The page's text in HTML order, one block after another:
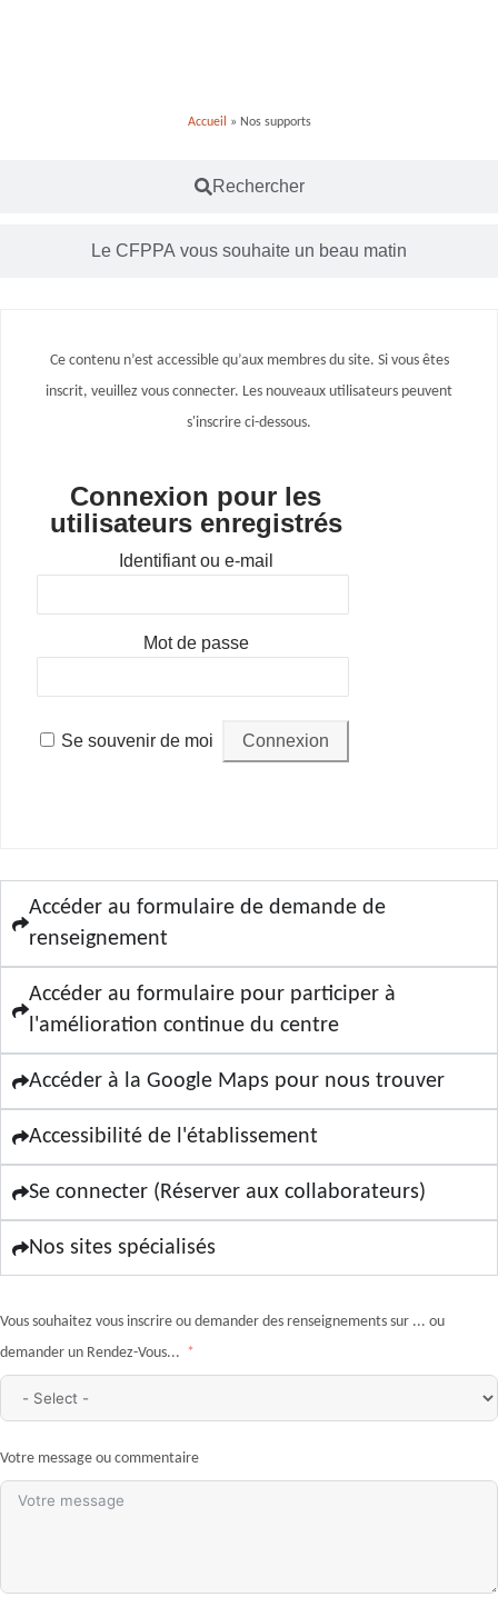
Rechercher
Le CFPPA vous souhaite un beau matin
Accueil » Nos supports
Ce contenu n’est accessible qu’aux membres du site. Si vous êtes
inscrit, veuillez vous connecter. Les nouveaux utilisateurs peuvent
s'inscrire ci-dessous.
Connexion pour les
utilisateurs enregistrés
Identifiant ou e-mail
Mot de passe
Se souvenir de moi
Accéder au formulaire de demande de
renseignement
Accéder au formulaire pour participer à
l'amélioration continue du centre
Accéder à la Google Maps pour nous trouver
Accessibilité de l'établissement
Se connecter (Réserver aux collaborateurs)
Nos sites spécialisés
Vous souhaitez vous inscrire ou demander des renseignements sur ... ou
demander un Rendez-Vous...
Votre message ou commentaire